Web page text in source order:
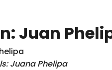
Juan
Juana Phelipa